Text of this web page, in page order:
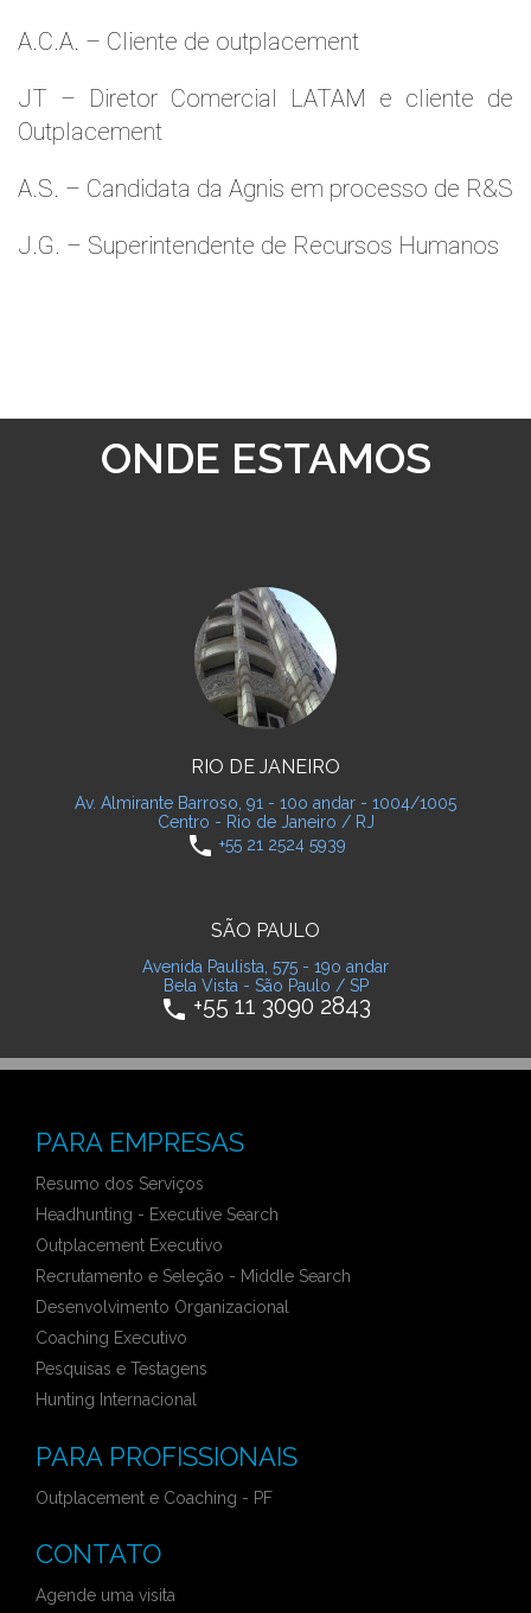
A.C.A. – Cliente de outplacement
JT – Diretor Comercial LATAM e cliente de
Outplacement
A.S. – Candidata da Agnis em processo de R&S
J.G. – Superintendente de Recursos Humanos
ONDE ESTAMOS
RIO DE JANEIRO
Av. Almirante Barroso, 91 - 10o andar - 1004/1005
Centro - Rio de Janeiro / RJ
phone +55 21 2524 5939
SÃO PAULO
Avenida Paulista, 575 - 19o andar
Bela Vista - São Paulo / SP
phone +55 11 3090 2843
PARA EMPRESAS
Resumo dos Serviços
Headhunting - Executive Search
Outplacement Executivo
Recrutamento e Seleção - Middle Search
Desenvolvimento Organizacional
Coaching Executivo
Pesquisas e Testagens
Hunting Internacional
PARA PROFISSIONAIS
Outplacement e Coaching - PF
CONTATO
Agende uma visita